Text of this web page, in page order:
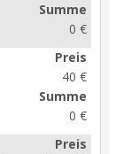
Summe
0 €
Preis
40 €
Summe
0 €
Preis